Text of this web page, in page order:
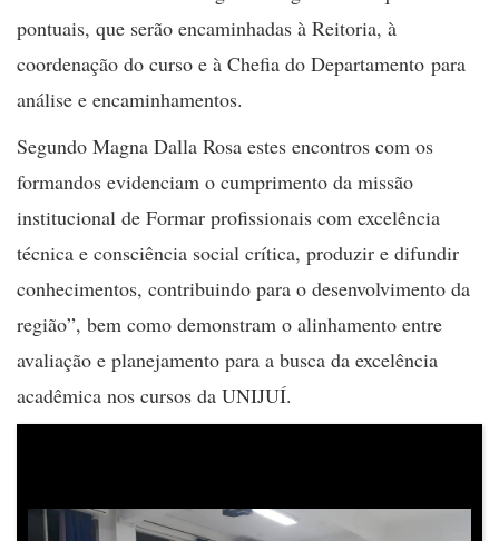
pontuais, que serão encaminhadas à Reitoria, à
coordenação do curso e à Chefia do Departamento para
análise e encaminhamentos.
Segundo Magna Dalla Rosa estes encontros com os
formandos evidenciam o cumprimento da missão
institucional de Formar profissionais com excelência
técnica e consciência social crítica, produzir e difundir
conhecimentos, contribuindo para o desenvolvimento da
região”, bem como demonstram o alinhamento entre
avaliação e planejamento para a busca da excelência
acadêmica nos cursos da UNIJUÍ.